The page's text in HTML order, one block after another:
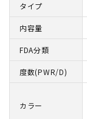
タイプ
内容量
FDA分類
度数(PWR/D)
カラー